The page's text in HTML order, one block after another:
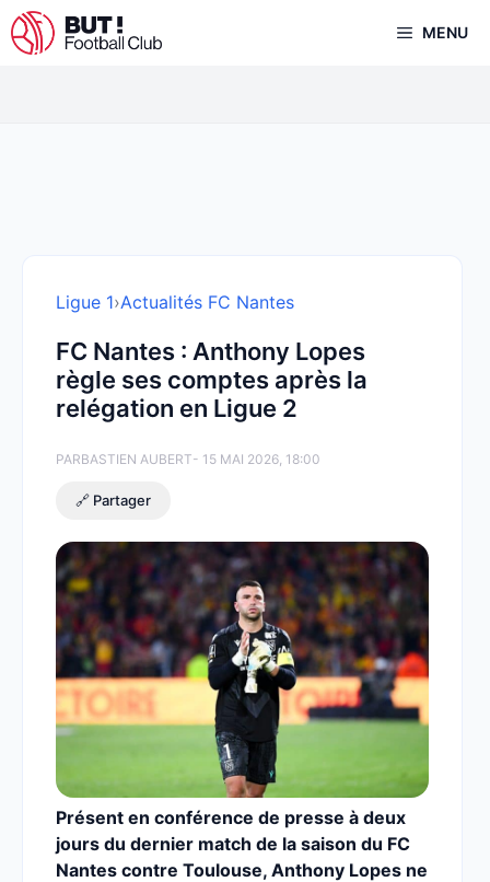
Aller
au
MENU
Ligue 1›Actualités FC Nantes
FC Nantes : Anthony Lopes
règle ses comptes après la
relégation en Ligue 2
PARBASTIEN AUBERT- 15 MAI 2026, 18:00
🔗 Partager
Présent en conférence de presse à deux
jours du dernier match de la saison du FC
Nantes contre Toulouse, Anthony Lopes ne